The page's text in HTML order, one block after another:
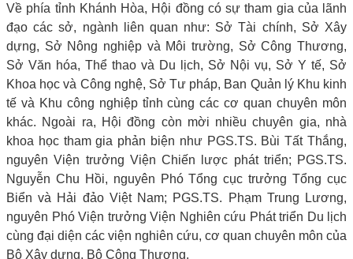
Về phía tỉnh Khánh Hòa, Hội đồng có sự tham gia của lãnh
đạo các sở, ngành liên quan như: Sở Tài chính, Sở Xây
dựng, Sở Nông nghiệp và Môi trường, Sở Công Thương,
Sở Văn hóa, Thể thao và Du lịch, Sở Nội vụ, Sở Y tế, Sở
Khoa học và Công nghệ, Sở Tư pháp, Ban Quản lý Khu kinh
tế và Khu công nghiệp tỉnh cùng các cơ quan chuyên môn
khác. Ngoài ra, Hội đồng còn mời nhiều chuyên gia, nhà
khoa học tham gia phản biện như PGS.TS. Bùi Tất Thắng,
nguyên Viện trưởng Viện Chiến lược phát triển; PGS.TS.
Nguyễn Chu Hồi, nguyên Phó Tổng cục trưởng Tổng cục
Biển và Hải đảo Việt Nam; PGS.TS. Phạm Trung Lương,
nguyên Phó Viện trưởng Viện Nghiên cứu Phát triển Du lịch
cùng đại diện các viện nghiên cứu, cơ quan chuyên môn của
Bộ Xây dựng, Bộ Công Thương.